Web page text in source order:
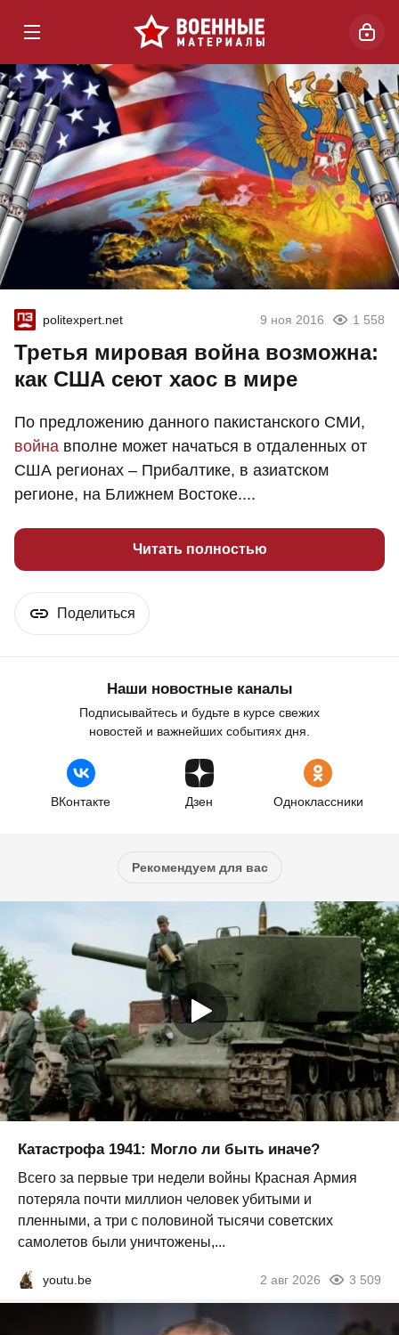
politexpert.net 9 ноя 2016 1 558
Третья мировая война возможна:
как США сеют хаос в мире
По предложению данного пакистанского СМИ,
война вполне может начаться в отдаленных от
США регионах – Прибалтике, в азиатском
регионе, на Ближнем Востоке....
Читать полностью
Поделиться
Наши новостные каналы
Подписывайтесь и будьте в курсе свежих
новостей и важнейших событиях дня.
ВКонтакте Дзен Одноклассники
Рекомендуем для вас
Катастрофа 1941: Могло ли быть иначе?
Всего за первые три недели войны Красная Армия
потеряла почти миллион человек убитыми и
пленными, а три с половиной тысячи советских
самолетов были уничтожены,...
youtu.be 2 авг 2026 3 509